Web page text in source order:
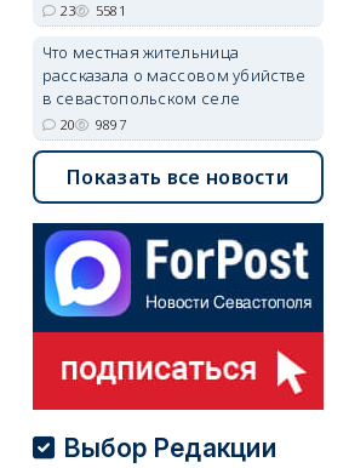
23 5581
Что местная жительница
рассказала о массовом убийстве
в севастопольском селе
20 9897
Показать все новости
Выбор Редакции